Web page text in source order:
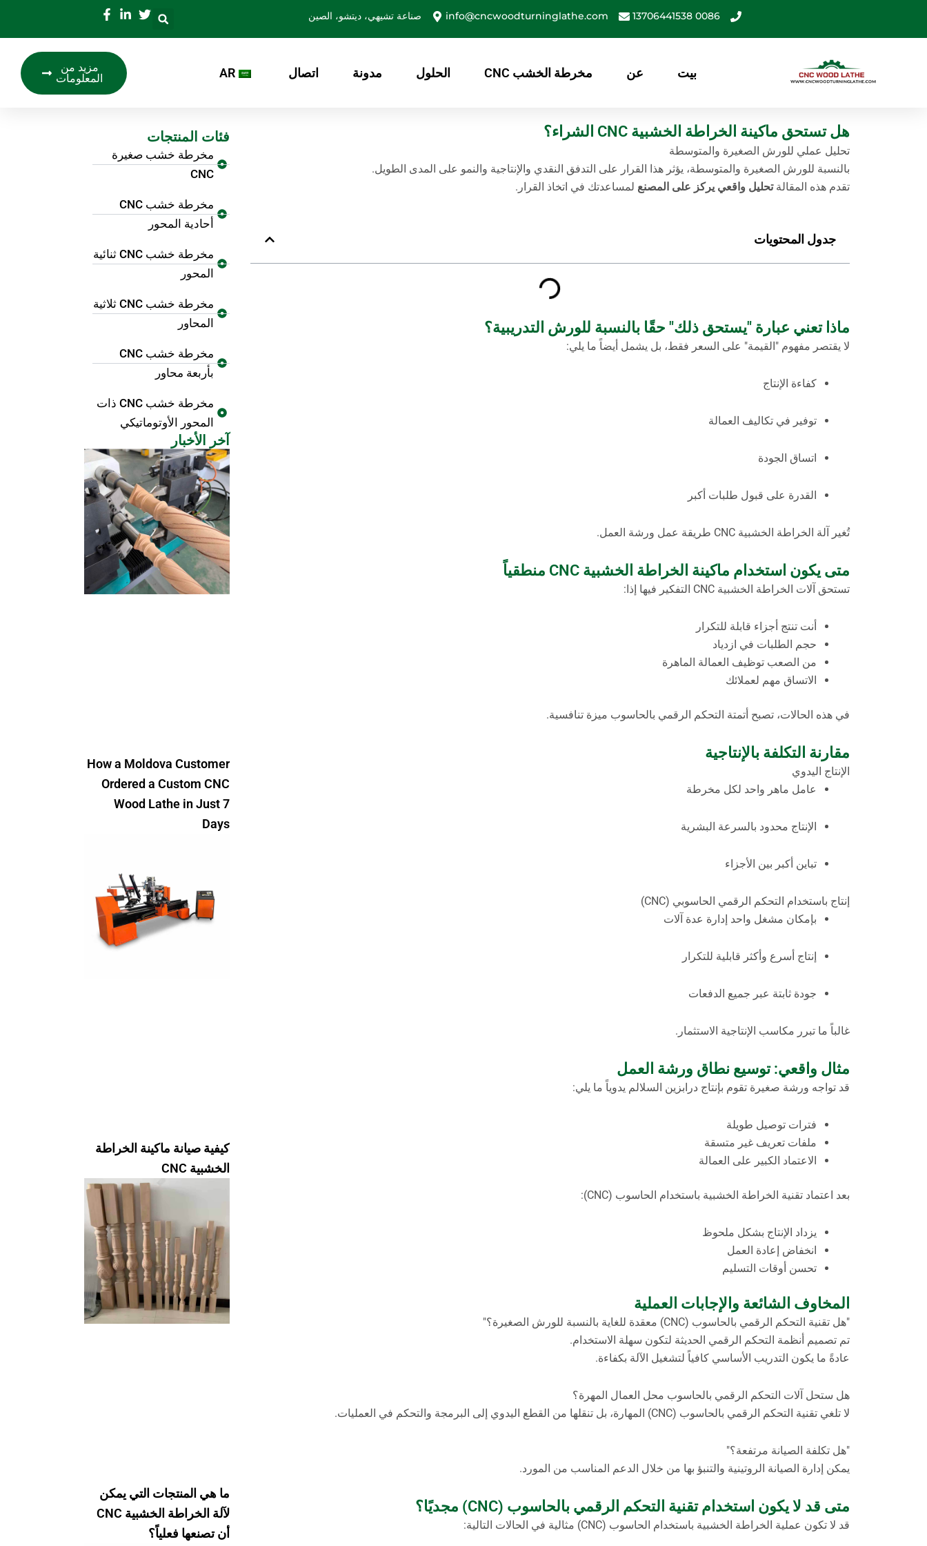
0086 13706441538
info@cncwoodturninglathe.com صناعة تشيهي، ديتشو، الصين
بيت عن مخرطة الخشب CNC الحلول مدونة اتصال AR
مزيد من
المعلومات
هل تستحق ماكينة الخراطة الخشبية CNC الشراء؟
تحليل عملي للورش الصغيرة والمتوسطة
بالنسبة للورش الصغيرة والمتوسطة، يؤثر هذا القرار على التدفق النقدي والإنتاجية والنمو على المدى الطويل.
تقدم هذه المقالةتحليل واقعي يركز على المصنع لمساعدتك في اتخاذ القرار.
جدول المحتويات
ماذا تعني عبارة "يستحق ذلك" حقًا بالنسبة للورش التدريبية؟
لا يقتصر مفهوم "القيمة" على السعر فقط، بل يشمل أيضاً ما يلي:
كفاءة الإنتاج
توفير في تكاليف العمالة
اتساق الجودة
القدرة على قبول طلبات أكبر
تُغير آلة الخراطة الخشبية CNC طريقة عمل ورشة العمل.
متى يكون استخدام ماكينة الخراطة الخشبية CNC منطقياً
تستحق آلات الخراطة الخشبية CNC التفكير فيها إذا:
أنت تنتج أجزاء قابلة للتكرار
حجم الطلبات في ازدياد
من الصعب توظيف العمالة الماهرة
الاتساق مهم لعملائك
في هذه الحالات، تصبح أتمتة التحكم الرقمي بالحاسوب ميزة تنافسية.
مقارنة التكلفة بالإنتاجية
الإنتاج اليدوي
عامل ماهر واحد لكل مخرطة
الإنتاج محدود بالسرعة البشرية
تباين أكبر بين الأجزاء
إنتاج باستخدام التحكم الرقمي الحاسوبي (CNC)
بإمكان مشغل واحد إدارة عدة آلات
إنتاج أسرع وأكثر قابلية للتكرار
جودة ثابتة عبر جميع الدفعات
غالباً ما تبرر مكاسب الإنتاجية الاستثمار.
مثال واقعي: توسيع نطاق ورشة العمل
قد تواجه ورشة صغيرة تقوم بإنتاج درابزين السلالم يدوياً ما يلي:
فترات توصيل طويلة
ملفات تعريف غير متسقة
الاعتماد الكبير على العمالة
بعد اعتماد تقنية الخراطة الخشبية باستخدام الحاسوب (CNC):
يزداد الإنتاج بشكل ملحوظ
انخفاض إعادة العمل
تحسن أوقات التسليم
المخاوف الشائعة والإجابات العملية
"هل تقنية التحكم الرقمي بالحاسوب (CNC) معقدة للغاية بالنسبة للورش الصغيرة؟"
تم تصميم أنظمة التحكم الرقمي الحديثة لتكون سهلة الاستخدام.
عادةً ما يكون التدريب الأساسي كافياً لتشغيل الآلة بكفاءة.
هل ستحل آلات التحكم الرقمي بالحاسوب محل العمال المهرة؟
لا تلغي تقنية التحكم الرقمي بالحاسوب (CNC) المهارة، بل تنقلها من القطع اليدوي إلى البرمجة والتحكم في العمليات.
"هل تكلفة الصيانة مرتفعة؟"
يمكن إدارة الصيانة الروتينية والتنبؤ بها من خلال الدعم المناسب من المورد.
متى قد لا يكون استخدام تقنية التحكم الرقمي بالحاسوب (CNC) مجديًا؟
قد لا تكون عملية الخراطة الخشبية باستخدام الحاسوب (CNC) مثالية في الحالات التالية:
فئات المنتجات
مخرطة خشب صغيرة
CNC
مخرطة خشب CNC
أحادية المحور
مخرطة خشب CNC ثنائية
المحور
مخرطة خشب CNC ثلاثية
المحاور
مخرطة خشب CNC
بأربعة محاور
مخرطة خشب CNC ذات
المحور الأوتوماتيكي
آخر الأخبار
How a Moldova Customer
Ordered a Custom CNC
Wood Lathe in Just 7
Days
كيفية صيانة ماكينة الخراطة
الخشبية CNC
ما هي المنتجات التي يمكن
لآلة الخراطة الخشبية CNC
أن تصنعها فعلياً؟